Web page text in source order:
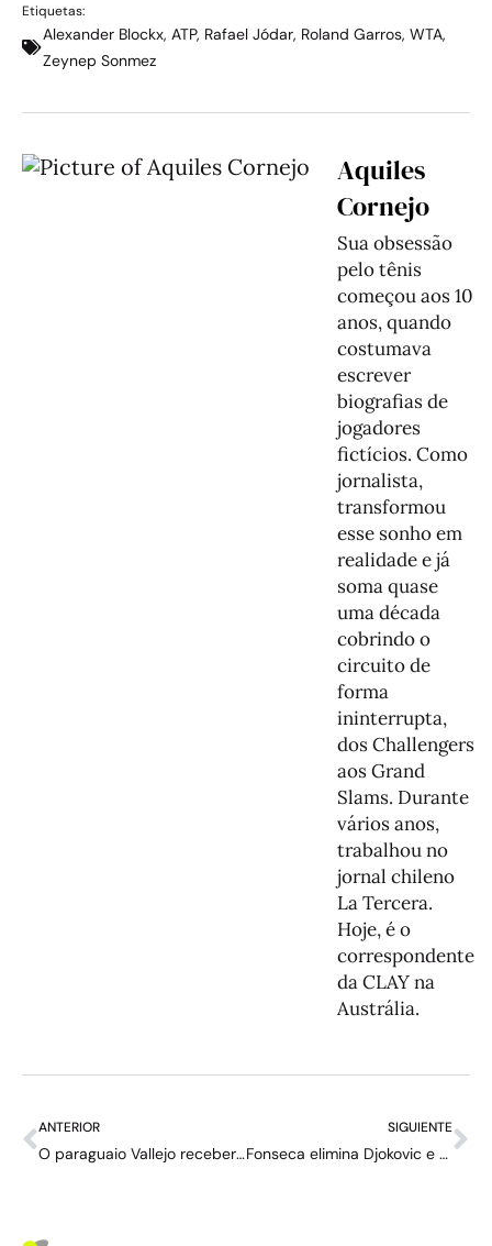
Etiquetas:
Alexander Blockx, ATP, Rafael Jódar, Roland Garros, WTA,
Zeynep Sonmez
Aquiles
Cornejo
Sua obsessão
pelo tênis
começou aos 10
anos, quando
costumava
escrever
biografias de
jogadores
fictícios. Como
jornalista,
transformou
esse sonho em
realidade e já
soma quase
uma década
cobrindo o
circuito de
forma
ininterrupta,
dos Challengers
aos Grand
Slams. Durante
vários anos,
trabalhou no
jornal chileno
La Tercera.
Hoje, é o
correspondente
da CLAY na
Austrália.
ANTERIOR
O paraguaio Vallejo receberá uma “sanção significativa” por parte de Roland Garros após afirmar que há certas partidas que as mulheres não podem arbitrar
SIGUIENTE
Fonseca elimina Djokovic e confirma o Roland Garros mais aberto e imprevisível em duas décadas